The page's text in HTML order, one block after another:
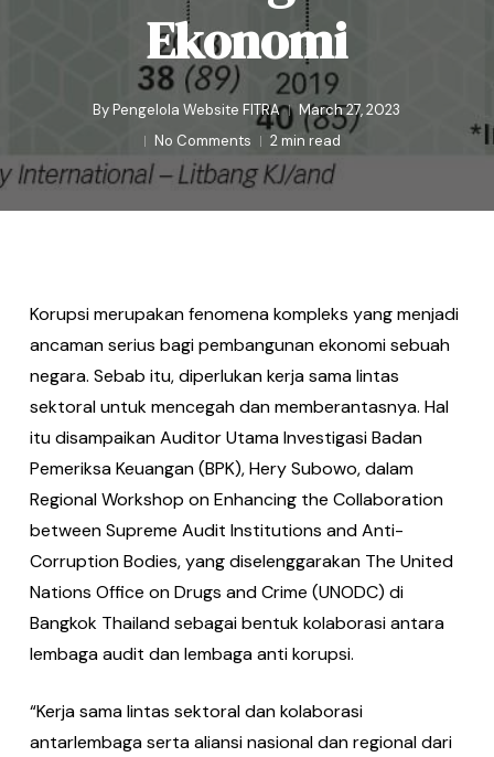
Ekonomi
By Pengelola Website FITRA
March 27, 2023
No Comments
2 min read
Korupsi merupakan fenomena kompleks yang menjadi
ancaman serius bagi pembangunan ekonomi sebuah
negara. Sebab itu, diperlukan kerja sama lintas
sektoral untuk mencegah dan memberantasnya. Hal
itu disampaikan Auditor Utama Investigasi Badan
Pemeriksa Keuangan (BPK), Hery Subowo, dalam
Regional Workshop on Enhancing the Collaboration
between Supreme Audit Institutions and Anti-
Corruption Bodies, yang diselenggarakan The United
Nations Office on Drugs and Crime (UNODC) di
Bangkok Thailand sebagai bentuk kolaborasi antara
lembaga audit dan lembaga anti korupsi.
“Kerja sama lintas sektoral dan kolaborasi
antarlembaga serta aliansi nasional dan regional dari